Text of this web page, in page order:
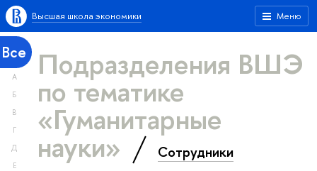
Меню
Высшая школа экономики
Все
А
Б
В
Г
Д
Е
Подразделения ВШЭ
по тематике
«Гуманитарные
науки» Сотрудники